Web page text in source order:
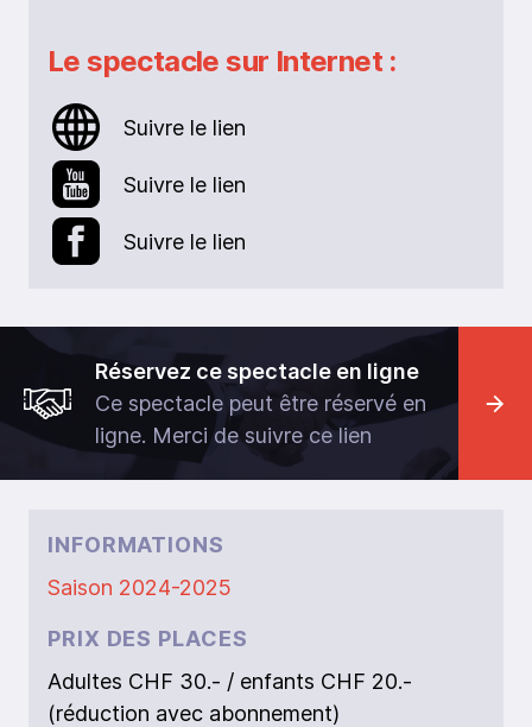
Le spectacle sur Internet :
Suivre le lien
Suivre le lien
Suivre le lien
Réservez ce spectacle en ligne
Ce spectacle peut être réservé en
ligne. Merci de suivre ce lien
INFORMATIONS
Saison 2024-2025
PRIX DES PLACES
Adultes CHF 30.- / enfants CHF 20.-
(réduction avec abonnement)